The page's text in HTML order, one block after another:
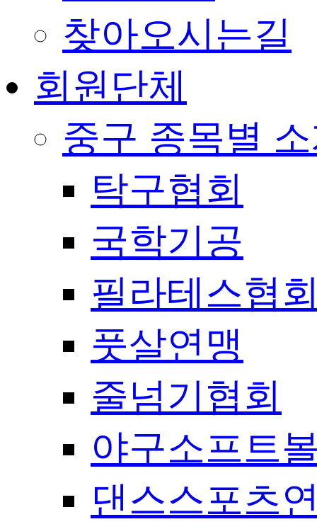
찾아오시는길
회원단체
중구 종목별
탁구협회
국학기공
필라테스협
풋살연맹
줄넘기협회
야구소프트
댄스스포츠